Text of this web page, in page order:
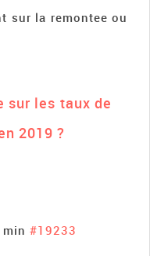
sur la remontee ou
sur les taux de
2019 ?
#19233